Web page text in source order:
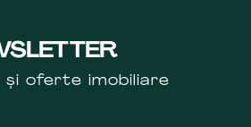
și oferte imobiliare